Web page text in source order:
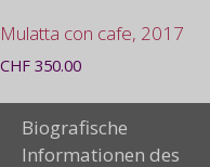
Mulatta con cafe, 2017
CHF 350.00
Biografische
Informationen des